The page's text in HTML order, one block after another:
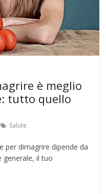
è meglio
tutto quello
Salute
per dimagrire dipende da
generale, il tuo